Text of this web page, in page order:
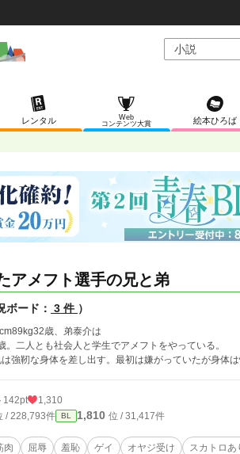
レンタル
Web
コンテンツ大賞
絵本ひろば
アメフト選手の兄と弟
ボード： 3 件 ）
歳、弟泰介は
。二人とも社会人と学生でアメフトをやっている。
強靭な身体を差し出す。最初は嫌がっていたが身体
142pt 1,310
/ 228,793件 BL 1,810 位 / 31,417件
肉 屈辱 羞恥 ゲイ オヤジ受け スカトロあ